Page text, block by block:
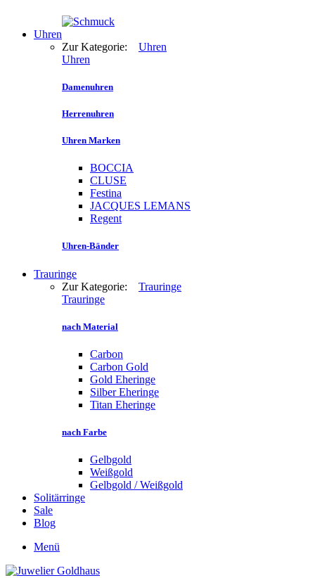
Uhren
Zur Kategorie: Uhren
Uhren
Damenuhren
Herrenuhren
Uhren Marken
BOCCIA
CLUSE
Festina
JACQUES LEMANS
Regent
Uhren-Bänder
Trauringe
Zur Kategorie: Trauringe
Trauringe
nach Material
Carbon
Carbon Gold
Gold Eheringe
Silber Eheringe
Titan Eheringe
nach Farbe
Gelbgold
Weißgold
Gelbgold / Weißgold
Solitärringe
Sale
Blog
Menü